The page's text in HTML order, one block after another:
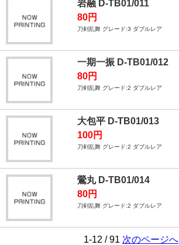
岩融 D-TB01/011
80円
刀剣乱舞 グレード:3 ダブルレア
一期一振 D-TB01/012
80円
刀剣乱舞 グレード:2 ダブルレア
大包平 D-TB01/013
100円
刀剣乱舞 グレード:2 ダブルレア
鶯丸 D-TB01/014
80円
刀剣乱舞 グレード:2 ダブルレア
1-12 / 91 次のページへ